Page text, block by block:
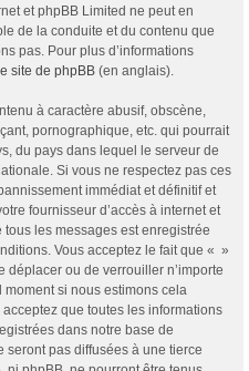
et phpBB Limited ne peut en
de la conduite et du contenu que
pas. Pour plus d’informations
site de phpBB (en anglais).
à caractère abusif, obscène,
pornographique, etc. qui pourrait
du pays dans lequel le serveur de
Si vous ne respectez pas ces
immédiat et définitif et
fournisseur d’accès à internet et
tous les messages est enregistrée
Vous acceptez le fait que « »
déplacer ou de verrouiller n’importe
si nous estimons cela
que toutes les informations
dans notre base de
pas diffusées à une tierce